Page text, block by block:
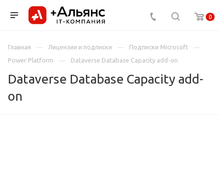
0
Главная Лицензии и подписки
Подписки Microsoft
Power Platform
Dataverse Database Capacity add-on
Dataverse Database Capacity add-
on